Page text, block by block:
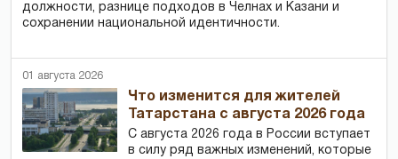
должности, разнице подходов в Челнах и Казани и
сохранении национальной идентичности.
01 августа 2026
Что изменится для жителей
Татарстана с августа 2026 года
С августа 2026 года в России вступает
в силу ряд важных изменений, которые